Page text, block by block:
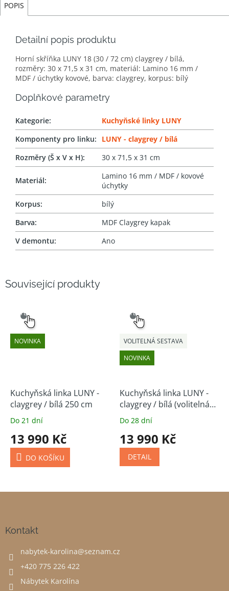
Související produkty
NOVINKA
VÝBĚR
Kuchyňská linka LUNY -
claygrey / bílá 250 cm
Do 21 dní
13 990 Kč
DO KOŠÍKU
NOVINKA
VOLITELNÁ SESTAVA
VÝBĚR
Kuchyňská linka LUNY -
claygrey / bílá (volitelná
sestava)
Do 28 dní
13 990 Kč
DETAIL
POPIS
Detailní popis produktu
Horní skříňka LUNY 18 (30 / 72 cm) claygrey / bílá,
rozměry: 30 x 71,5 x 31 cm, materiál: Lamino 16 mm /
MDF / úchytky kovové, barva: claygrey, korpus: bílý
Doplňkové parametry
Kategorie:
Kuchyňské linky LUNY
Komponenty pro linku:
LUNY - claygrey / bílá
Rozměry (Š x V x H): 30 x 71,5 x 31 cm
Materiál:
Lamino 16 mm / MDF / kovové
úchytky
Korpus:
bílý
Barva:
MDF Claygrey kapak
V demontu: Ano
Kontakt
nabytek-karolina@seznam.cz
+420 775 226 422
Nábytek Karolína